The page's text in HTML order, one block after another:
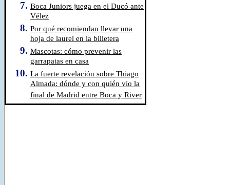
Boca Juniors juega en el Ducó ante
Vélez
Por qué recomiendan llevar una
hoja de laurel en la billetera
Mascotas: cómo prevenir las
garrapatas en casa
La fuerte revelación sobre Thiago
Almada: dónde y con quién vio la
final de Madrid entre Boca y River